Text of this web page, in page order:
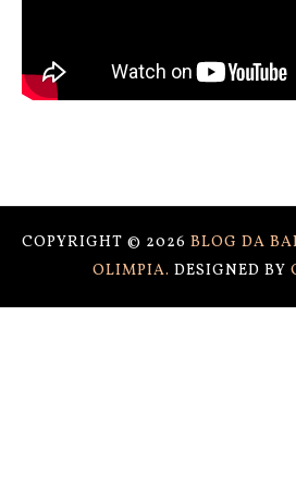
COPYRIGHT © 2026 BLOG DA
OLIMPIA. DESIGNED BY